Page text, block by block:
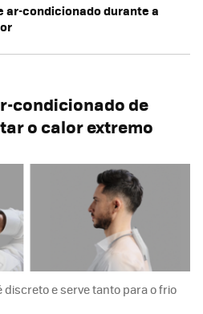
ar-condicionado durante a
condicionado de
o calor extremo
e serve tanto para o frio